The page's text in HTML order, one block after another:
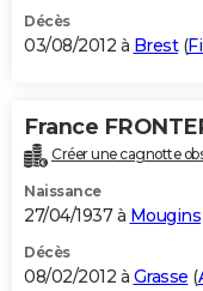
Décès
03/08/2012 à Brest(
France
Créer une cagnotte
Naissance
27/04/1937 à Mougins
Décès
08/02/2012 à Grasse (